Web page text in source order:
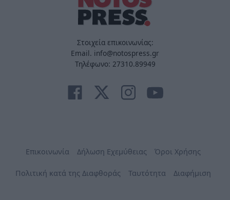
Στοιχεία επικοινωνίας:
Email. info@notospress.gr
Τηλέφωνο: 27310.89949
Επικοινωνία Δήλωση Εχεμύθειας Όροι Χρήσης
Πολιτική κατά της Διαφθοράς Ταυτότητα Διαφήμιση